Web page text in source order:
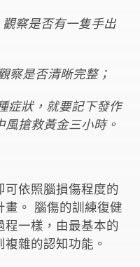
觀察是否有一隻手出
察是否清晰完整；
症狀，就要記下發作
搶救黃金三小時。
可依照腦損傷程度的
畫。 腦傷的訓練復健
程一樣，由最基本的
雜的認知功能。